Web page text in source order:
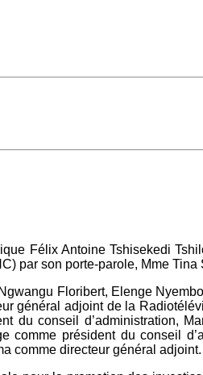
Félix Antoine Tshisekedi
par son porte-parole, Mme
Floribert, Elenge
général adjoint de la
du conseil d’administration,
comme président du conseil
comme directeur général adjoint.